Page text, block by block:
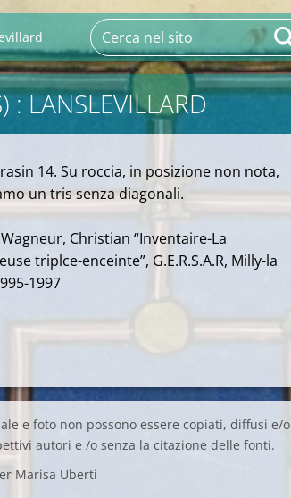
: LANSLEVILLARD
14. Su roccia, in posizione non nota,
un tris senza diagonali.
Christian “Inventaire-La
triplce-enceinte”, G.E.R.S.A.R, Milly-la
1997
e foto non possono essere copiati, diffusi e/o
autori e /o senza la citazione delle fonti.
Marisa Uberti